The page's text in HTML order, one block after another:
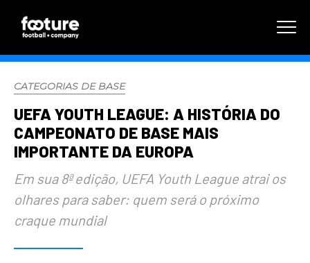
CATEGORIAS DE BASE
UEFA YOUTH LEAGUE: A HISTÓRIA DO
CAMPEONATO DE BASE MAIS
IMPORTANTE DA EUROPA
Em sua 8ª edição, UEFA Youth League atrai os
olhares para saber: quem será o próximo
craque mundial